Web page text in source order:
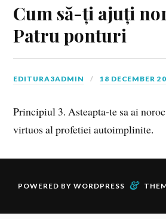
Cum să-ți ajuți
Patru ponturi
EDITURA3ADMIN 18 DECEMBER
Principiul 3. Asteapta-te sa ai
virtuos al profetiei autoimplinite.
POWERED BY WORDPRESS &